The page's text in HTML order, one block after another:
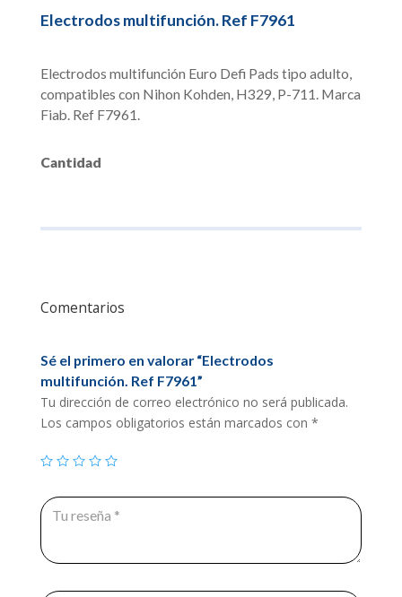
Electrodos multifunción. Ref F7961
Electrodos multifunción Euro Defi Pads tipo adulto,
compatibles con Nihon Kohden, H329, P-711. Marca
Fiab. Ref F7961.
Cantidad
Comentarios
Sé el primero en valorar “Electrodos
multifunción. Ref F7961”
Tu dirección de correo electrónico no será publicada.
Los campos obligatorios están marcados con *